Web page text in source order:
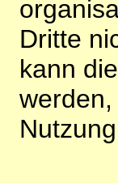
Dritte
kann